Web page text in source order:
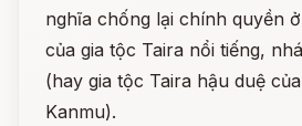
nghĩa chống lại chính quyền
của gia tộc Taira nổi tiếng,
(hay gia tộc Taira hậu duệ
Kanmu).